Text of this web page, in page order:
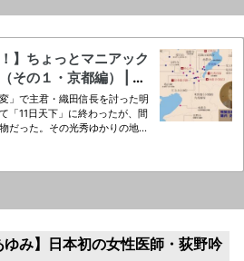
ゆみ】日本初の女性医師・荻野吟